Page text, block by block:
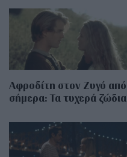
Αφροδίτη στον Ζυγό από
σήμερα: Τα τυχερά ζώδια